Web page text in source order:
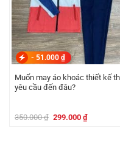
- 51.000 ₫
Muốn may áo khoác thiết kế theo
yêu cầu đến đâu?
350.000₫ Giá
299.000 ₫Giá
hiện